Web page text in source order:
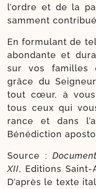
l’ordre et de la
sam­ment
En for­mu­lant de
abon­dante et
sur vos familles
grâce du
tout cœur, à
tous ceux qui
rance et dans
Bénédiction
Source :
XII, Editions
D’après le texte